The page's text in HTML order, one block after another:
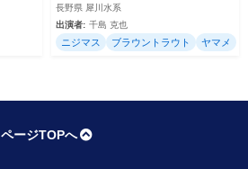
長野県 犀川水系
出演者: 千島 克也
ニジマス ブラウントラウト ヤマメ
ページTOPへ